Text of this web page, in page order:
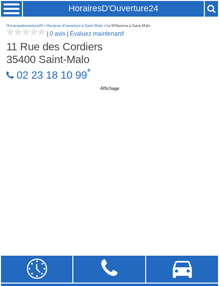
HorairesD'Ouverture24
Horairesdouverture24» Horaires d'ouverture à Saint-Malo » Le Millesime à Saint-Malo
|0 avis Évaluez maintenant!
11 Rue des Cordiers
35400 Saint-Malo
02 23 18 10 99*
Affichage